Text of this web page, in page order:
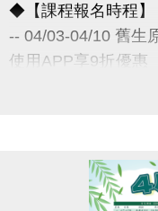
◆【課程報名時程】
-- 04/03-04/10 舊生
使用APP享9折優惠
◆【舊生定義】
報名完整3-4月期課